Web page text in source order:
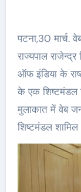
पटना,30 मार्च.
राज्यपाल
ऑफ इंडिया के
के एक शिष्टमंडल
मुलाकात में वेब
शिष्टमंडल